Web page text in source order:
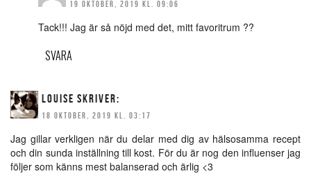
19 OKTOBER, 2019 KL. 09:06
Tack!!! Jag är så nöjd med det, mitt favoritrum ??
SVARA
LOUISE SKRIVER:
18 OKTOBER, 2019 KL. 03:17
Jag gillar verkligen när du delar med dig av hälsosamma recept
och din sunda inställning till kost. För du är nog den influenser jag
följer som känns mest balanserad och ärlig <3